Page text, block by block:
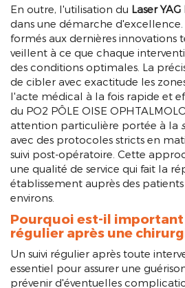
En outre, l'utilisation du Laser
dans une démarche d'excellence.
formés aux dernières innovations
veillent à ce que chaque
des conditions optimales. La
de cibler avec exactitude les
l'acte médical à la fois rapide et
du PO2 PÔLE OISE
attention particulière portée à la
avec des protocoles stricts en
suivi post-opératoire. Cette
une qualité de service qui fait la
établissement auprès des
environs.
Pourquoi est-il
régulier après une
Un suivi régulier après toute
essentiel pour assurer une
prévenir d'éventuelles